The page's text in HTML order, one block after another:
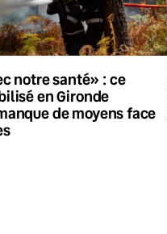
notre santé» : ce
en Gironde
de moyens face